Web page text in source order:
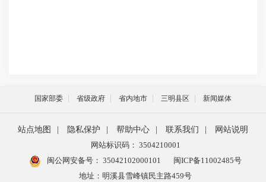
国家部委 省级政府 省内地市 三明县区 新闻媒体
站点地图 隐私保护 帮助中心 联系我们
网站说明
网站标识码： 3504210001
闽公网安备号： 35042102000101
闽ICP备11002485号
地址：明溪县雪峰镇民主路459号